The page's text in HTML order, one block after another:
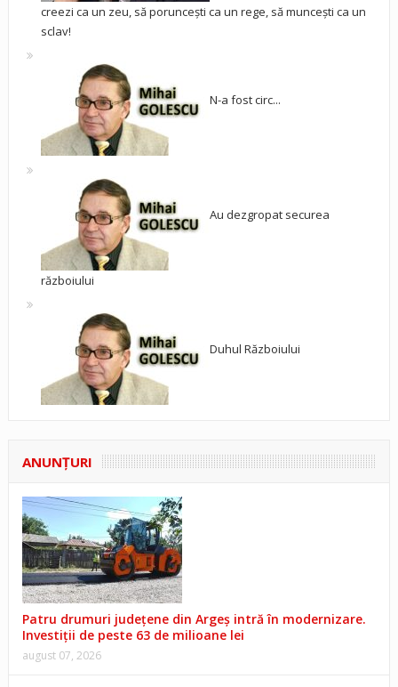
creezi ca un zeu, să poruncești ca un rege, să muncești ca un
sclav!
N-a fost circ...
Au dezgropat securea
războiului
Duhul Războiului
ANUNŢURI
Patru drumuri județene din Argeș intră în modernizare.
Investiții de peste 63 de milioane lei
august 07, 2026